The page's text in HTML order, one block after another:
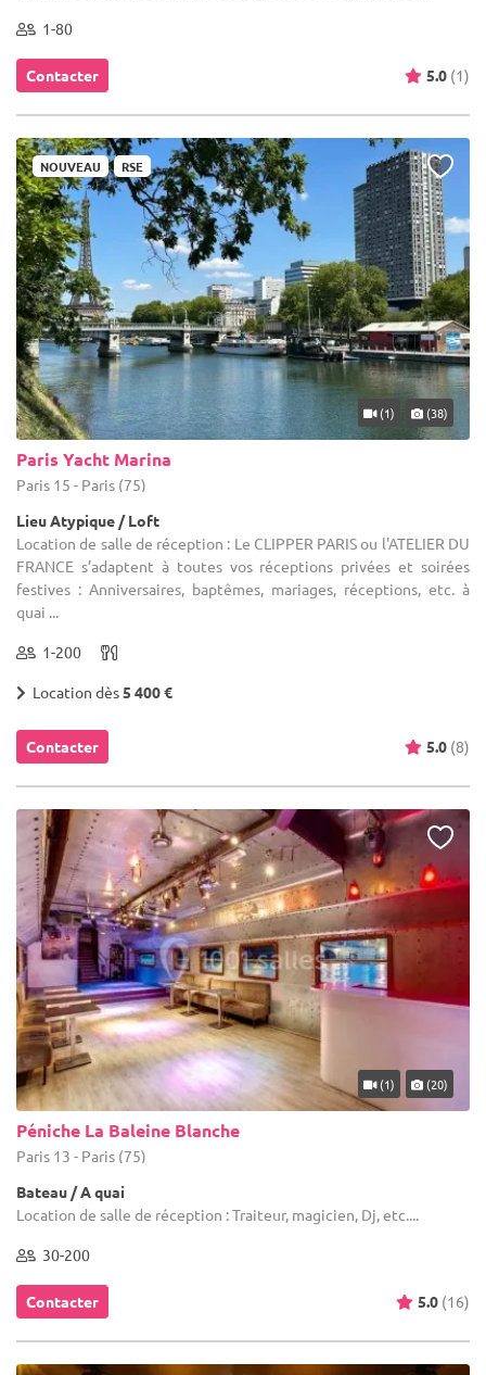
1-80
Contacter 5.0 (1)
NOUVEAU RSE
(1) (38)
Paris Yacht Marina
Paris 15 - Paris (75)
Lieu Atypique / Loft
Location de salle de réception : Le CLIPPER PARIS ou l'ATELIER DU
FRANCE s’adaptent à toutes vos réceptions privées et soirées
festives : Anniversaires, baptêmes, mariages, réceptions, etc. à
quai ...
1-200
Location dès5 400 €
Contacter 5.0 (8)
(1) (20)
Péniche La Baleine Blanche
Paris 13 - Paris (75)
Bateau / A quai
Location de salle de réception : Traiteur, magicien, Dj, etc....
30-200
Contacter 5.0 (16)